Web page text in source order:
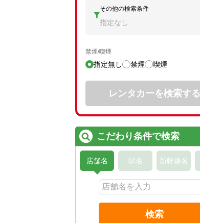
その他の検索条件
指定なし
禁煙/喫煙
指定無し 禁煙 喫煙
レンタカーを検索する
こだわり条件で検索
店舗名 駅名 新幹線名
検索